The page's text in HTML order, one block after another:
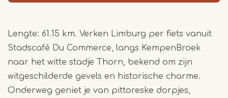
Lengte: 61.15 km. Verken Limburg per fiets vanuit
Stadscafé Du Commerce, langs KempenBroek
naar het witte stadje Thorn, bekend om zijn
witgeschilderde gevels en historische charme.
Onderweg geniet je van pittoreske dorpjes,